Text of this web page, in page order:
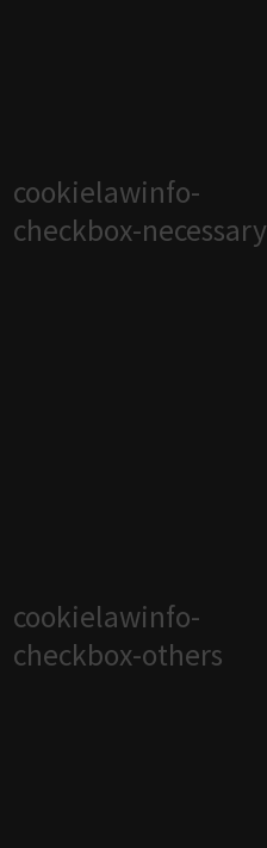
cookielawinfo-
checkbox-necessary
cookielawinfo-
checkbox-others